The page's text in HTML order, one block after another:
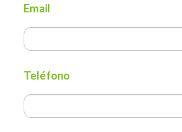
Email
Teléfono